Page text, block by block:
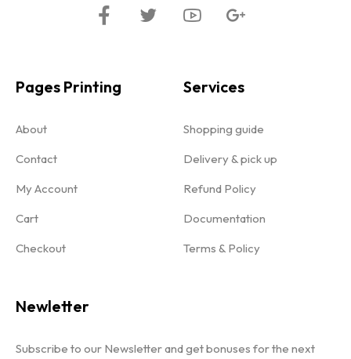
Pages Printing
About
Contact
My Account
Cart
Checkout
Services
Shopping guide
Delivery & pick up
Refund Policy
Documentation
Terms & Policy
Newletter
Subscribe to our Newsletter and get bonuses for the next